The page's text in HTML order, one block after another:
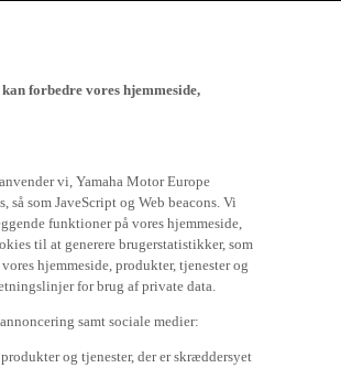
forbedre vores hjemmeside,
vi, Yamaha Motor Europe
som JaveScript og Web beacons. Vi
funktioner på vores hjemmeside,
til at generere brugerstatistikker, som
hjemmeside, produkter, tjenester og
for brug af private data.
samt sociale medier:
og tjenester, der er skræddersyet